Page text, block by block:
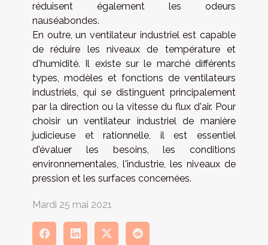
réduisent également les odeurs
nauséabondes.
En outre, un ventilateur industriel est capable
de réduire les niveaux de température et
d'humidité. Il existe sur le marché différents
types, modèles et fonctions de ventilateurs
industriels, qui se distinguent principalement
par la direction ou la vitesse du flux d'air. Pour
choisir un ventilateur industriel de manière
judicieuse et rationnelle, il est essentiel
d'évaluer les besoins, les conditions
environnementales, l'industrie, les niveaux de
pression et les surfaces concernées.
Mardi 25 mai 2021